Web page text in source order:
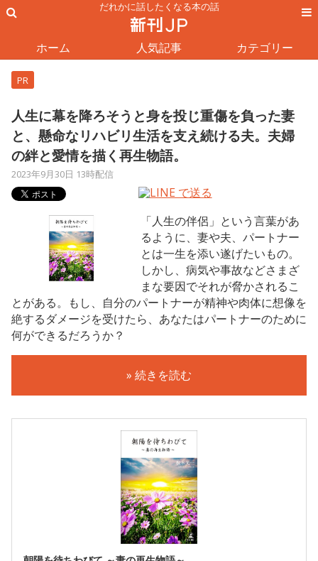
だれかに話したくなる本の話
ホーム 人気記事 カテゴリー
PR
人生に幕を降ろそうと身を投じ重傷を負った妻
と、懸命なリハビリ生活を支え続ける夫。夫婦
の絆と愛情を描く再生物語。
2023年9月30日 13時配信
「人生の伴侶」という言葉があ
るように、妻や夫、パートナー
とは一生を添い遂げたいもの。
しかし、病気や事故などさまざ
まな要因でそれが脅かされるこ
とがある。もし、自分のパートナーが精神や肉体に想像を
絶するダメージを受けたら、あなたはパートナーのために
何ができるだろうか？
» 続きを読む